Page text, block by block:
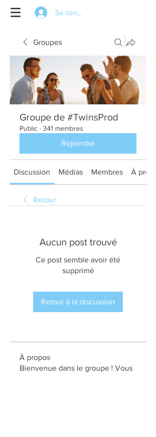
Se connecter
Groupes
Groupe de #TwinsProd
Public · 341 membres
Rejoindre
Discussion Médias Membres À
Retour
Aucun post trouvé
Ce post semble avoir été
supprimé
Retour à la discussion
À propos
Bienvenue dans le groupe ! Vous